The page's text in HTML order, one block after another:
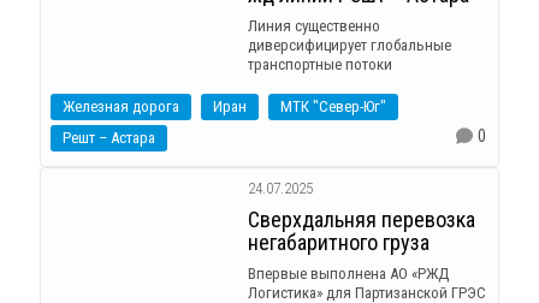
Линия существенно
диверсифицирует глобальные
транспортные потоки
Железная дорога Иран
МТК "Север-Юг"
Решт – Астара
0
24.07.2025
Сверхдальняя перевозка
негабаритного груза
Впервые выполнена АО «РЖД
Логистика» для Партизанской ГРЭС